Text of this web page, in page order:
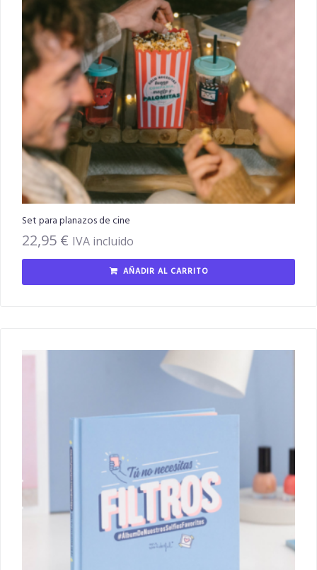
Set para planazos de cine
22,95 € IVA incluido
AÑADIR AL CARRITO